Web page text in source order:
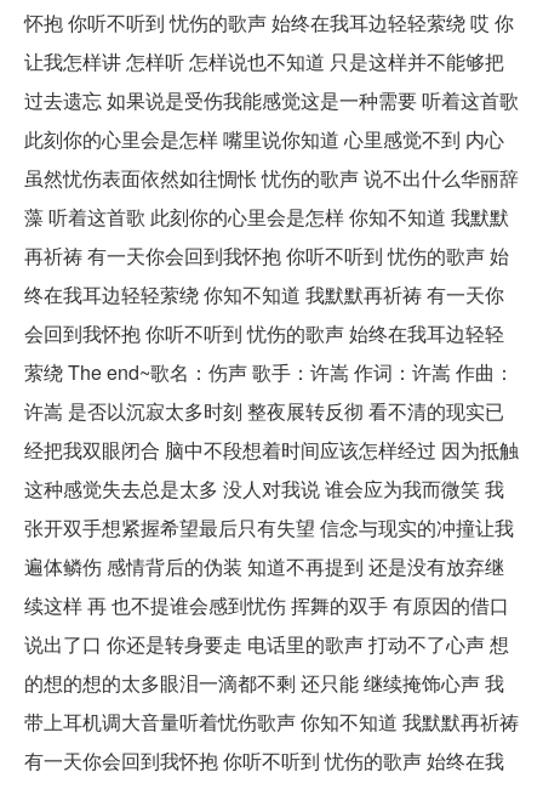
怀抱 你听不听到 忧伤的歌声 始终在我耳边轻轻萦绕 哎 你
让我怎样讲 怎样听 怎样说也不知道 只是这样并不能够把
过去遗忘 如果说是受伤我能感觉这是一种需要 听着这首歌
此刻你的心里会是怎样 嘴里说你知道 心里感觉不到 内心
虽然忧伤表面依然如往惆怅 忧伤的歌声 说不出什么华丽辞
藻 听着这首歌 此刻你的心里会是怎样 你知不知道 我默默
再祈祷 有一天你会回到我怀抱 你听不听到 忧伤的歌声 始
终在我耳边轻轻萦绕 你知不知道 我默默再祈祷 有一天你
会回到我怀抱 你听不听到 忧伤的歌声 始终在我耳边轻轻
萦绕 The end~歌名：伤声 歌手：许嵩 作词：许嵩 作曲：
许嵩 是否以沉寂太多时刻 整夜展转反彻 看不清的现实已
经把我双眼闭合 脑中不段想着时间应该怎样经过 因为抵触
这种感觉失去总是太多 没人对我说 谁会应为我而微笑 我
张开双手想紧握希望最后只有失望 信念与现实的冲撞让我
遍体鳞伤 感情背后的伪装 知道不再提到 还是没有放弃继
续这样 再 也不提谁会感到忧伤 挥舞的双手 有原因的借口
说出了口 你还是转身要走 电话里的歌声 打动不了心声 想
的想的想的太多眼泪一滴都不剩 还只能 继续掩饰心声 我
带上耳机调大音量听着忧伤歌声 你知不知道 我默默再祈祷
有一天你会回到我怀抱 你听不听到 忧伤的歌声 始终在我